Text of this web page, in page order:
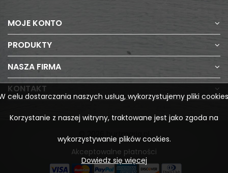
MOJE KONTO
PRODUKTY
NASZA FIRMA
KONTAKT
celu dostarczania naszych usług, wykorzystujemy pliki
Korzystanie z naszej witryny, traktowane jest jako zgoda na
wykorzystywanie plików cookies.
Dowiedz się więcej
© 2026 hurtmaria.pl
Akceptowalne płatności